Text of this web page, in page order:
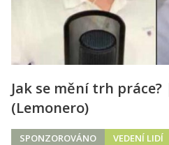
Jak se mění trh
(Lemonero)
SPONZOROVÁNO VEDENÍ LIDÍ